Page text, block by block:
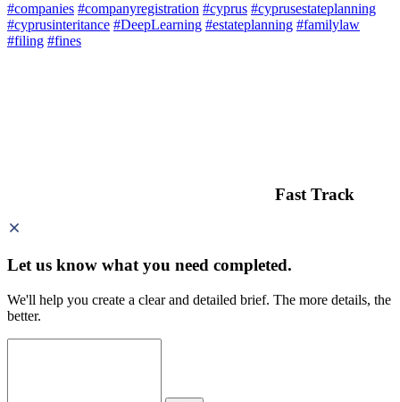
#companies #companyregistration #cyprus #cyprusestateplanning
#cyprusinteritance #DeepLearning #estateplanning #familylaw
#filing #fines
Fast Track
Let us know what you need completed.
We'll help you create a clear and detailed brief. The more details, the
better.